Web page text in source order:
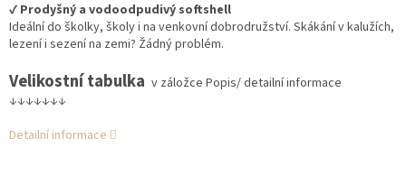
✔️ Prodyšný a vodoodpudivý softshell
Ideální do školky, školy i na venkovní dobrodružství. Skákání v kalužích,
lezení i sezení na zemi? Žádný problém.
Velikostní tabulka v záložce Popis/ detailní informace
↓↓↓↓↓↓↓
Detailní informace